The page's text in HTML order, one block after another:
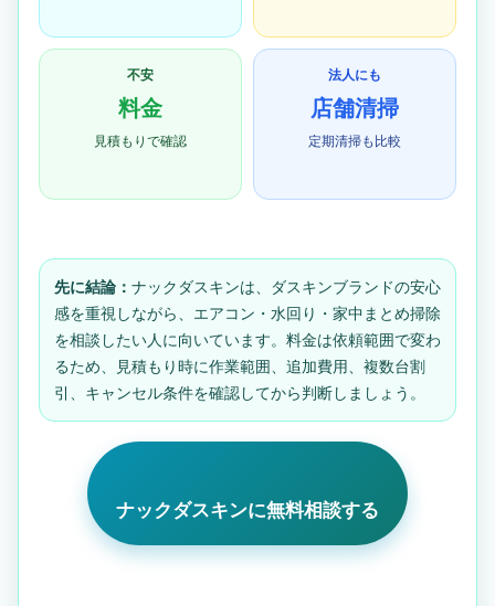
不安
料金
見積もりで確認
法人にも
店舗清掃
定期清掃も比較
先に結論： ナックダスキンは、ダスキンブランドの安心
感を重視しながら、エアコン・水回り・家中まとめ掃除
を相談したい人に向いています。料金は依頼範囲で変わ
るため、見積もり時に作業範囲、追加費用、複数台割
引、キャンセル条件を確認してから判断しましょう。
ナックダスキンに無料相談する